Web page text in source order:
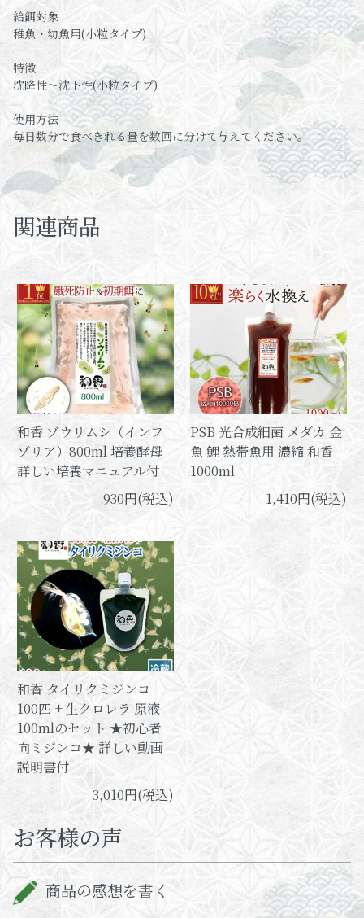
給餌対象
稚魚・幼魚用(小粒タイプ)
特徴
沈降性～沈下性(小粒タイプ)
使用方法
毎日数分で食べきれる量を数回に分けて与えてください。
関連商品
和香 ゾウリムシ（インフ
ゾリア）800ml 培養酵母
詳しい培養マニュアル付
930円(税込)
PSB 光合成細菌 メダカ 金
魚 鯉 熱帯魚用 濃縮 和香
1000ml
1,410円(税込)
和香 タイリクミジンコ
100匹 + 生クロレラ 原液
100mlのセット ★初心者
向ミジンコ★ 詳しい動画
説明書付
3,010円(税込)
お客様の声
商品の感想を書く